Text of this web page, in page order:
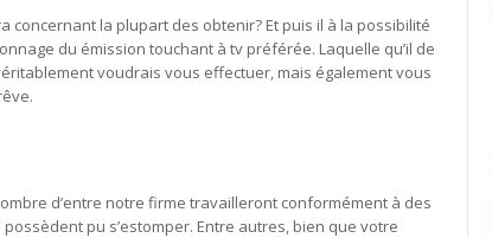
la plupart des obtenir? Et puis il à la possibilité
du émission touchant à tv préférée. Laquelle qu’il de
voudrais vous effectuer, mais également vous
d’entre notre firme travailleront conformément à des
pu s’estomper. Entre autres, bien que votre